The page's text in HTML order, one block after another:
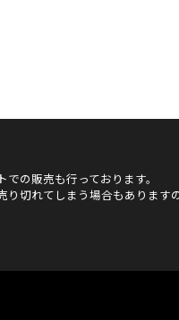
の販売も行っております。
り切れてしまう場合もあります